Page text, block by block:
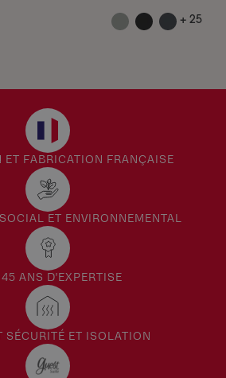
+ 25
ET FABRICATION FRANÇAISE
ET ENVIRONNEMENTAL
ANS D'EXPERTISE
SÉCURITÉ ET ISOLATION